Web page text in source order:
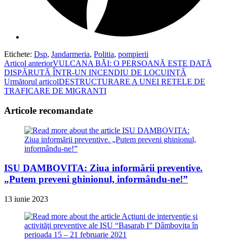
Etichete: Dsp, Jandarmeria, Politia, pompierii
Read
more
articles
Articol anteriorVULCANA BĂI: O PERSOANĂ ESTE DATĂ
DISPĂRUTĂ ÎNTR-UN INCENDIU DE LOCUINȚĂ
Următorul articolDESTRUCTURARE A UNEI RETELE DE
TRAFICARE DE MIGRANTI
Articole recomandate
ISU DAMBOVITA: Ziua informării preventive.
„Putem preveni ghinionul, informându-ne!”
13 iunie 2023